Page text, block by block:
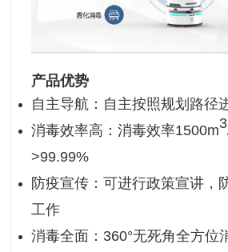
产品优势
自主导航：自主按照规划路径
消毒效率高：消毒效率1500m3
>99.99%
防疫宣传：可进行政策宣讲，
工作
消毒全面：360°无死角全方位